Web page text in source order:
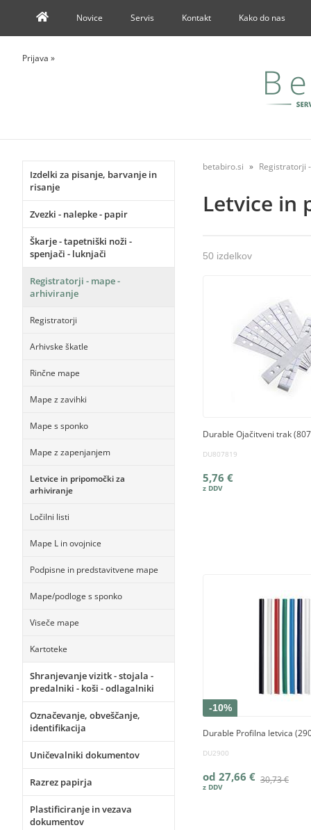
Novice Servis Kontakt Kako do nas
Prijava »
Izdelki za pisanje, barvanje in
risanje
Zvezki - nalepke - papir
Škarje - tapetniški noži -
spenjači - luknjači
Registratorji - mape -
arhiviranje
Registratorji
Arhivske škatle
Rinčne mape
Mape z zavihki
Mape s sponko
Mape z zapenjanjem
Letvice in pripomočki za
arhiviranje
Ločilni listi
Mape L in ovojnice
Podpisne in predstavitvene mape
Mape/podloge s sponko
Viseče mape
Kartoteke
Shranjevanje vizitk - stojala -
predalniki - koši - odlagalniki
Označevanje, obveščanje,
identifikacija
Uničevalniki dokumentov
Razrez papirja
Plastificiranje in vezava
dokumentov
betabiro.si Registratorji
Letvice in
50 izdelkov
Durable Ojačitveni trak
DU807819
5,76 €
-10%
Durable Profilna letvica
DU2900
30,73 €
od 27,66 €